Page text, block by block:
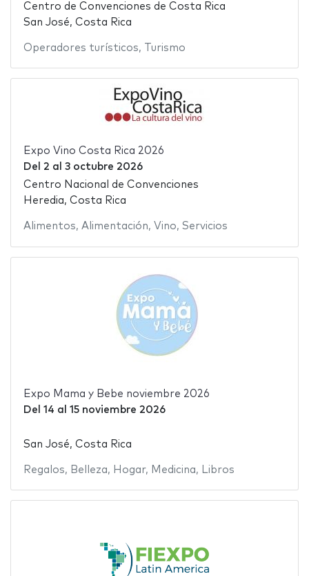
Centro de Convenciones de Costa Rica
San José, Costa Rica
Operadores turísticos, Turismo
Expo Vino Costa Rica 2026
Del 2 al 3 octubre 2026
Centro Nacional de Convenciones
Heredia, Costa Rica
Alimentos, Alimentación, Vino, Servicios
Expo Mama y Bebe noviembre 2026
Del 14 al 15 noviembre 2026
San José, Costa Rica
Regalos, Belleza, Hogar, Medicina, Libros